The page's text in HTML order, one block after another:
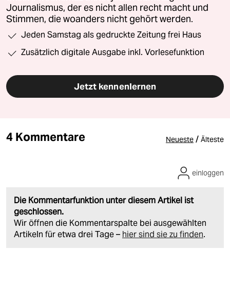
Journalismus, der es nicht allen recht macht und
Stimmen, die woanders nicht gehört werden.
Jeden Samstag als gedruckte Zeitung frei Haus
Zusätzlich digitale Ausgabe inkl. Vorlesefunktion
Jetzt kennenlernen
4 Kommentare Neueste / Älteste
Die Kommentarfunktion unter diesem Artikel ist
geschlossen.
Wir öffnen die Kommentarspalte bei ausgewählten
Artikeln für etwa drei Tage – hier sind sie zu finden.
einloggen